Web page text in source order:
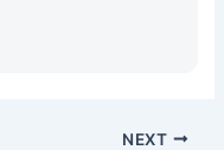
NEXT